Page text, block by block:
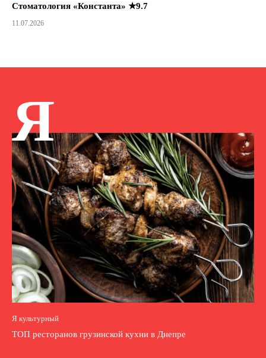
Стоматология «Константа» ★9.7
11.07.2026
Я
Я культурный
ТОП ресторанов грузинской кухни в Днепре